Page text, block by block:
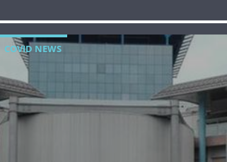
COVID NEWS